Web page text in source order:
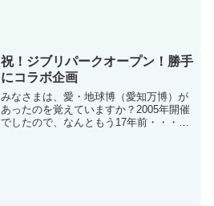
祝！ジブリパークオープン！勝手
にコラボ企画
みなさまは、愛・地球博（愛知万博）が
あったのを覚えていますか？2005年開催
でしたので、なんともう17年前・・・こ